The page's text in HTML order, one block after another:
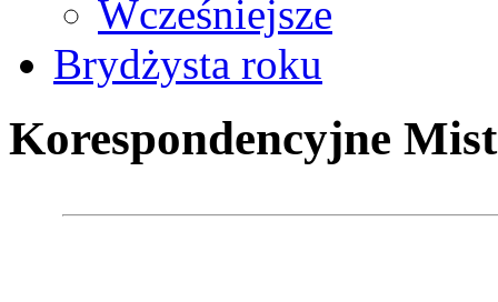
Wcześniejsze
Brydżysta roku
Korespondencyjne